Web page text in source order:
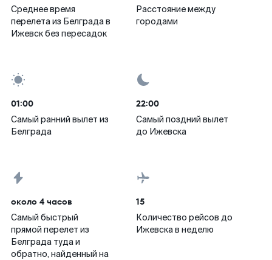
Среднее время
перелета из Белграда в
Ижевск без пересадок
Расстояние между
городами
01:00
Самый ранний вылет из
Белграда
22:00
Самый поздний вылет
до Ижевска
около 4 часов
Самый быстрый
прямой перелет из
Белграда туда и
обратно, найденный на
15
Количество рейсов до
Ижевска в неделю